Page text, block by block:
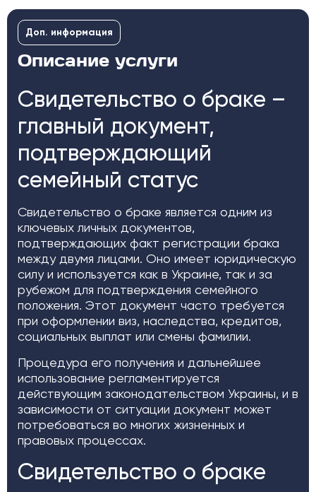
Описание услуги
Доп. информация
Свидетельство о браке –
главный документ,
подтверждающий
семейный статус
Свидетельство о браке является одним из
ключевых личных документов,
подтверждающих факт регистрации брака
между двумя лицами. Оно имеет юридическую
силу и используется как в Украине, так и за
рубежом для подтверждения семейного
положения. Этот документ часто требуется
при оформлении виз, наследства, кредитов,
социальных выплат или смены фамилии.
Процедура его получения и дальнейшее
использование регламентируется
действующим законодательством Украины, и в
зависимости от ситуации документ может
потребоваться во многих жизненных и
правовых процессах.
Свидетельство о браке